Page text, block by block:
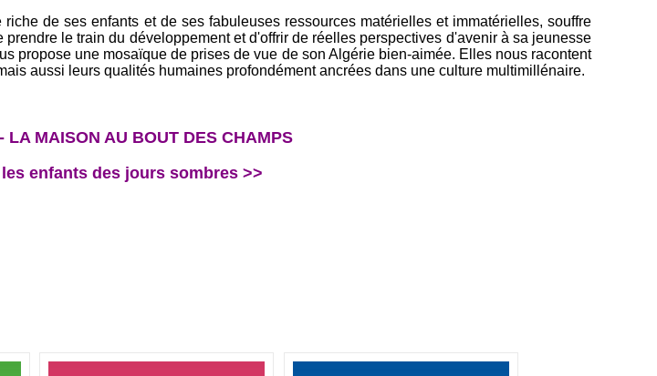
de ses enfants et de ses fabuleuses ressources matérielles et immatérielles, souffre
le train du développement et d'offrir de réelles perspectives d'avenir à sa jeunesse
propose une mosaïque de prises de vue de son Algérie bien-aimée. Elles nous racontent
aussi leurs qualités humaines profondément ancrées dans une culture multimillénaire.
MAISON AU BOUT DES CHAMPS
enfants des jours sombres >>